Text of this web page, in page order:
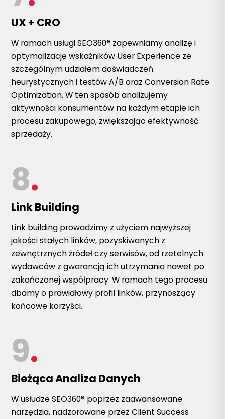
UX + CRO
W ramach usługi SEO360® zapewniamy analizę i
optymalizację wskaźników User Experience ze
szczególnym udziałem doświadczeń
heurystycznych i testów A/B oraz Conversion Rate
Optimization. W ten sposób analizujemy
aktywności konsumentów na każdym etapie ich
procesu zakupowego, zwiększając efektywność
sprzedaży.
8.
Link Building
Link building prowadzimy z użyciem najwyższej
jakości stałych linków, pozyskiwanych z
zewnętrznych źródeł czy serwisów, od rzetelnych
wydawców z gwarancją ich utrzymania nawet po
zakończonej współpracy. W ramach tego procesu
dbamy o prawidłowy profil linków, przynoszący
końcowe korzyści.
9.
Bieżąca Analiza Danych
W usłudze SEO360® poprzez zaawansowane
narzędzia, nadzorowane przez Client Success